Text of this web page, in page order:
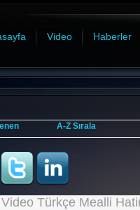
Video Haberler
A-Z Sırala
Türkçe Mealli